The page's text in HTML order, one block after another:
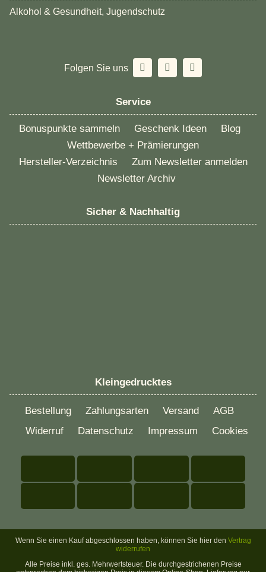
Alkohol & Gesundheit, Jugendschutz
Folgen Sie uns
Service
Bonuspunkte sammeln Geschenk Ideen
Blog
Wettbewerbe + Prämierungen
Hersteller-Verzeichnis
Zum Newsletter anmelden
Newsletter Archiv
Sicher & Nachhaltig
Kleingedrucktes
Bestellung Zahlungsarten Versand
AGB
Widerruf
Datenschutz Impressum Cookies
Wenn Sie einen Kauf abgeschlossen haben, können Sie hier den Vertrag
widerrufen
Alle Preise inkl. ges. Mehrwertsteuer. Die durchgestrichenen Preise